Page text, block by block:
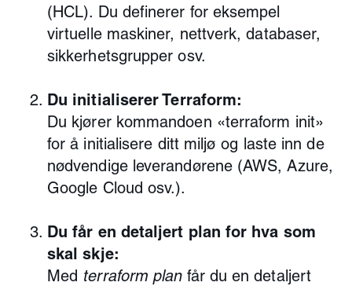
(HCL). Du definerer for eksempel
virtuelle maskiner, nettverk, databaser,
sikkerhetsgrupper osv.
Du initialiserer Terraform:
Du kjører kommandoen «terraform init»
for å initialisere ditt miljø og laste inn de
nødvendige leverandørene (AWS, Azure,
Google Cloud osv.).
Du får en detaljert plan for hva som
skal skje:
Med terraform planfår du en detaljert